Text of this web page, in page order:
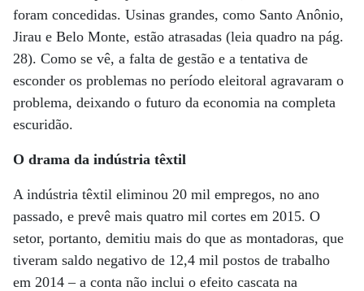
foram concedidas. Usinas grandes, como Santo Anônio,
Jirau e Belo Monte, estão atrasadas (leia quadro na pág.
28). Como se vê, a falta de gestão e a tentativa de
esconder os problemas no período eleitoral agravaram o
problema, deixando o futuro da economia na completa
escuridão.
O drama da indústria têxtil
A indústria têxtil eliminou 20 mil empregos, no ano
passado, e prevê mais quatro mil cortes em 2015. O
setor, portanto, demitiu mais do que as montadoras, que
tiveram saldo negativo de 12,4 mil postos de trabalho
em 2014 – a conta não inclui o efeito cascata na